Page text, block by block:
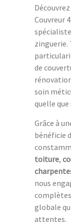
Couvreur
zinguerie.
de
soin
quelle
Grâce à
bénéficie
toiture,
nous
globale
attentes.